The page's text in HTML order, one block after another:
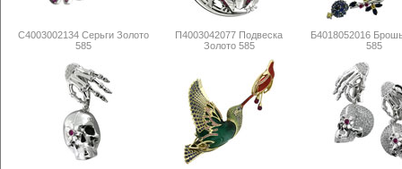
С4003002134 Серьги Золото
585
П4003042077 Подвеска
Золото 585
Б4018052016
585